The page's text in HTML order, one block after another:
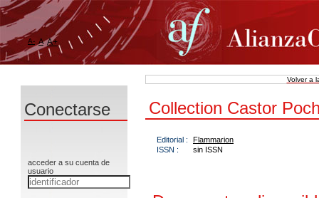
Volver a
Collection Castor
Editorial :
Flammarion
ISSN :
sin ISSN
A- A A+
Conectarse
acceder a su cuenta de
usuario